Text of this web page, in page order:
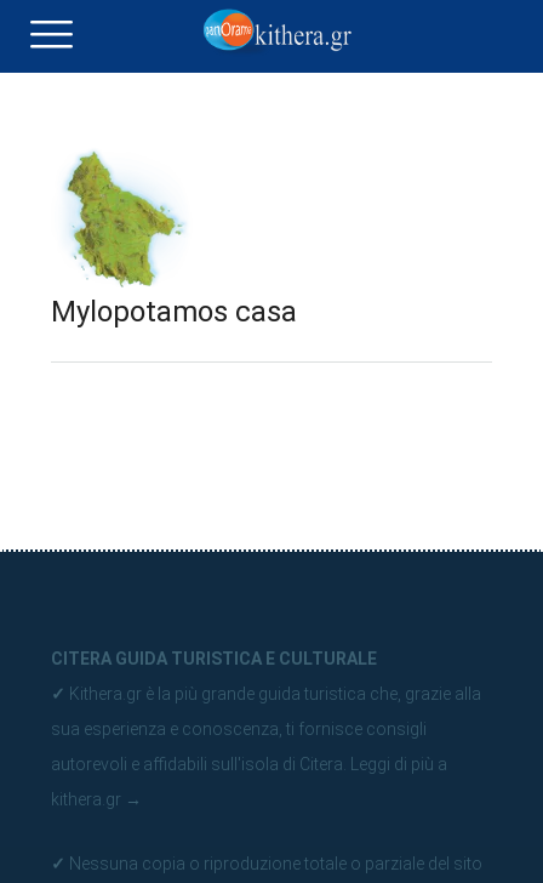
Mylopotamos casa
CITERA GUIDA TURISTICA E CULTURALE
✓ Kithera.gr è la più grande guida turistica che, grazie alla
sua esperienza e conoscenza, ti fornisce consigli
autorevoli e affidabili sull'isola di Citera.
Leggi di più a
kithera.gr →
✓ Nessuna copia o riproduzione totale o parziale del sito